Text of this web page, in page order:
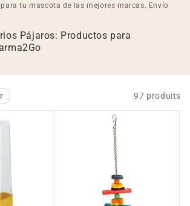
tu mascota de las mejores marcas. Envío
Pájaros: Productos para
97 produits